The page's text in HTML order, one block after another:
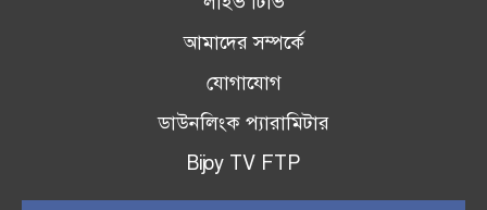
আমাদের সম্পর্কে
যোগাযোগ
ডাউনলিংক প্যারামিটার
Bijoy TV FTP